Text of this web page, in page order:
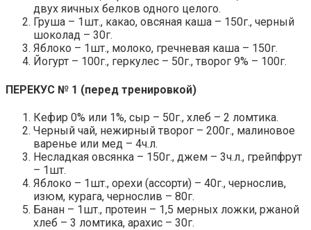
двух яичных белков одного целого.
Груша – 1шт., какао, овсяная каша – 150г., черный
шоколад – 30г.
Яблоко – 1шт., молоко, гречневая каша – 150г.
Йогурт – 100г., геркулес – 50г., творог 9% – 100г.
ПЕРЕКУС № 1 (перед тренировкой)
Кефир 0% или 1%, сыр – 50г., хлеб – 2 ломтика.
Черный чай, нежирный творог – 200г., малиновое
варенье или мед – 4ч.л.
Несладкая овсянка – 150г., джем – 3ч.л., грейпфрут
– 1шт.
Яблоко – 1шт., орехи (ассорти) – 40г., чернослив,
изюм, курага, чернослив – 80г.
Банан – 1шт., протеин – 1,5 мерных ложки, ржаной
хлеб – 3 ломтика, арахис – 30г.